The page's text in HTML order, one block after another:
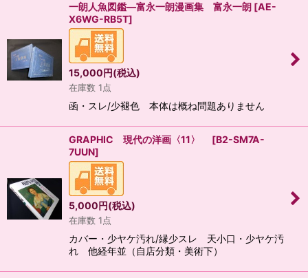
一朗人魚図鑑―富永一朗漫画集 富永一朗 [AE-
X6WG-RB5T]
15,000円(税込)
在庫数 1点
函・スレ/少褪色 本体は概ね問題ありません
GRAPHIC 現代の洋画〈11〉 [B2-SM7A-
7UUN]
5,000円(税込)
在庫数 1点
カバー・少ヤケ汚れ/縁少スレ 天小口・少ヤケ汚
れ 他経年並（自店分類・美術下）